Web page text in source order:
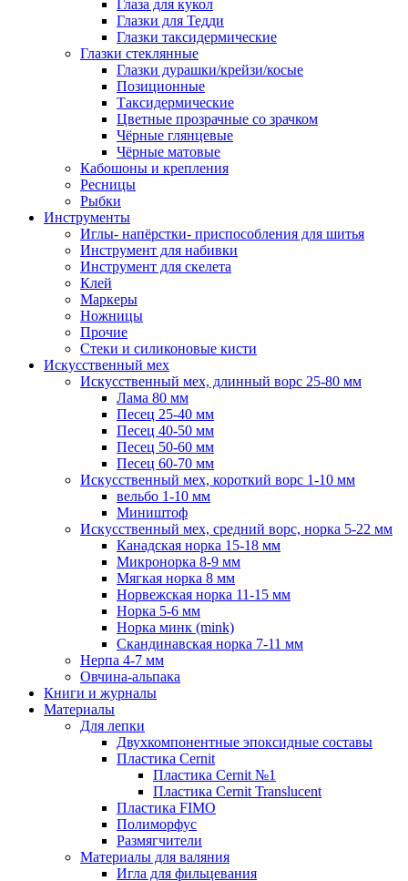
Глаза для кукол
Глазки для Тедди
Глазки таксидермические
Глазки стеклянные
Глазки дурашки/крейзи/косые
Позиционные
Таксидермические
Цветные прозрачные со зрачком
Чёрные глянцевые
Чёрные матовые
Кабошоны и крепления
Ресницы
Рыбки
Инструменты
Иглы- напёрстки- приспособления для шитья
Инструмент для набивки
Инструмент для скелета
Клей
Маркеры
Ножницы
Прочие
Стеки и силиконовые кисти
Искусственный мех
Искусственный мех, длинный ворс 25-80 мм
Лама 80 мм
Песец 25-40 мм
Песец 40-50 мм
Песец 50-60 мм
Песец 60-70 мм
Искусственный мех, короткий ворс 1-10 мм
вельбо 1-10 мм
Миништоф
Искусственный мех, средний ворс, норка 5-22 мм
Канадская норка 15-18 мм
Микронорка 8-9 мм
Мягкая норка 8 мм
Норвежская норка 11-15 мм
Норка 5-6 мм
Норка минк (mink)
Скандинавская норка 7-11 мм
Нерпа 4-7 мм
Овчина-альпака
Книги и журналы
Материалы
Для лепки
Двухкомпонентные эпоксидные составы
Пластика Cernit
Пластика Cernit №1
Пластика Cernit Translucent
Пластика FIMO
Полиморфус
Размягчители
Материалы для валяния
Игла для фильцевания